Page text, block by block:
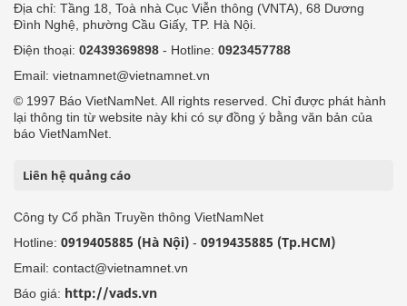
Địa chỉ: Tầng 18, Toà nhà Cục Viễn thông (VNTA), 68 Dương
Đình Nghệ, phường Cầu Giấy, TP. Hà Nội.
Điện thoại: 02439369898 - Hotline: 0923457788
Email: vietnamnet@vietnamnet.vn
© 1997 Báo VietNamNet. All rights reserved. Chỉ được phát hành
lại thông tin từ website này khi có sự đồng ý bằng văn bản của
báo VietNamNet.
Liên hệ quảng cáo
Công ty Cổ phần Truyền thông VietNamNet
Hotline: 0919405885 (Hà Nội) - 0919435885 (Tp.HCM)
Email: contact@vietnamnet.vn
Báo giá: http://vads.vn